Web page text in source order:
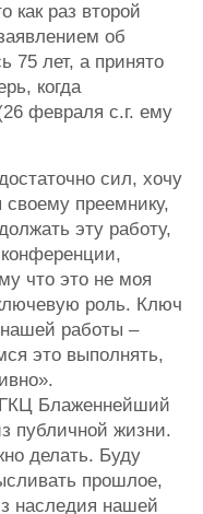
раз второй
об
75 лет, а принято
когда
февраля с.г. ему
сил, хочу
преемнику,
эту работу,
что это не моя
роль. Ключ
работы –
это выполнять,
Блаженнейший
публичной жизни.
делать. Буду
прошлое,
наследия нашей